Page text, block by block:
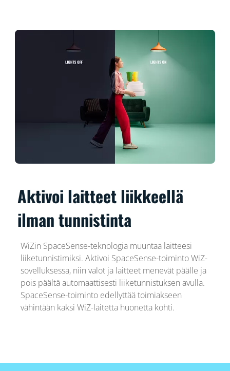
Aktivoi laitteet liikkeellä
ilman tunnistinta
WiZin SpaceSense-teknologia muuntaa laitteesi
liiketunnistimiksi. Aktivoi SpaceSense-toiminto WiZ-
sovelluksessa, niin valot ja laitteet menevät päälle ja
pois päältä automaattisesti liiketunnistuksen avulla.
SpaceSense-toiminto edellyttää toimiakseen
vähintään kaksi WiZ-laitetta huonetta kohti.